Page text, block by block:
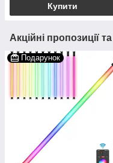
Купити
Акційні пропозиції
Подарунок